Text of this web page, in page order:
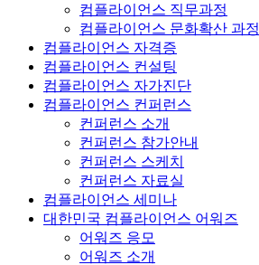
컴플라이언스 직무과정
컴플라이언스 문화확산 과정
컴플라이언스 자격증
컴플라이언스 컨설팅
컴플라이언스 자가진단
컴플라이언스 컨퍼런스
컨퍼런스 소개
컨퍼런스 참가안내
컨퍼런스 스케치
컨퍼런스 자료실
컴플라이언스 세미나
대한민국 컴플라이언스 어워즈
어워즈 응모
어워즈 소개